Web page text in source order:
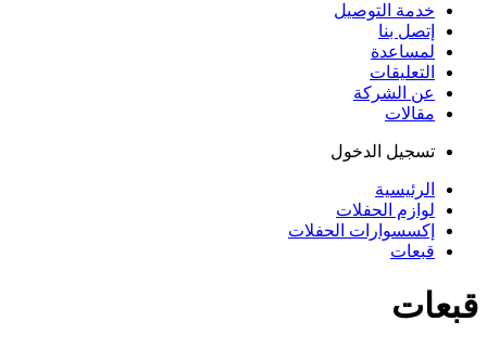
خدمة التوصيل
إتصل بنا
لمساعدة
التعليقات
عن الشركة
مقالات
تسجيل الدخول
الرئيسية
لوازم الحفلات
إكسسوارات الحفلات
قبعات
قبعات